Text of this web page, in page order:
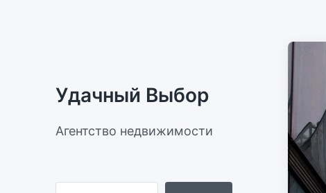
Удачный Выбор
Агентство недвижимости